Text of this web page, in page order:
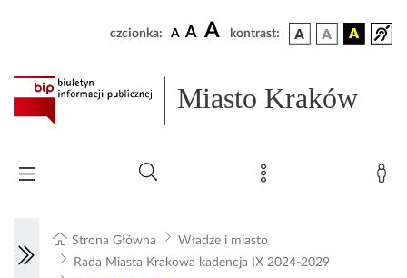
czcionka: A A A kontrast:
Miasto Kraków
Strona Główna
Władze i miasto
Rada Miasta Krakowa kadencja IX 2024-2029